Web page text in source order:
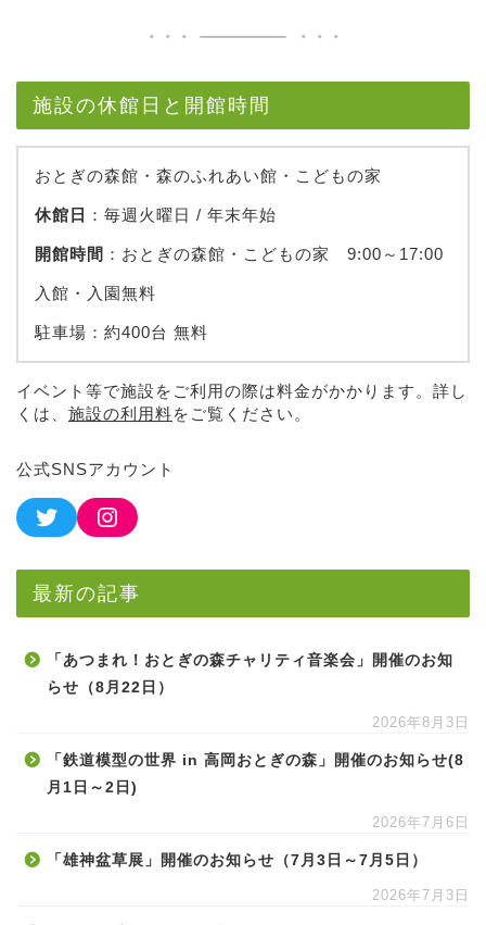
施設の休館日と開館時間
おとぎの森館・森のふれあい館・こどもの家
休館日 ：毎週火曜日 / 年末年始
開館時間 ：おとぎの森館・こどもの家 9:00～17:00
入館・入園無料
駐車場：約400台 無料
イベント等で施設をご利用の際は料金がかかります。詳し
くは、 施設の利用料をご覧ください。
公式SNSアカウント
最新の記事
「あつまれ！おとぎの森チャリティ音楽会」開催のお知
らせ（8月22日）
2026年8月3日
「鉄道模型の世界 in 高岡おとぎの森」開催のお知らせ(8
月1日～2日)
2026年7月6日
「雄神盆草展」開催のお知らせ（7月3日～7月5日）
2026年7月3日